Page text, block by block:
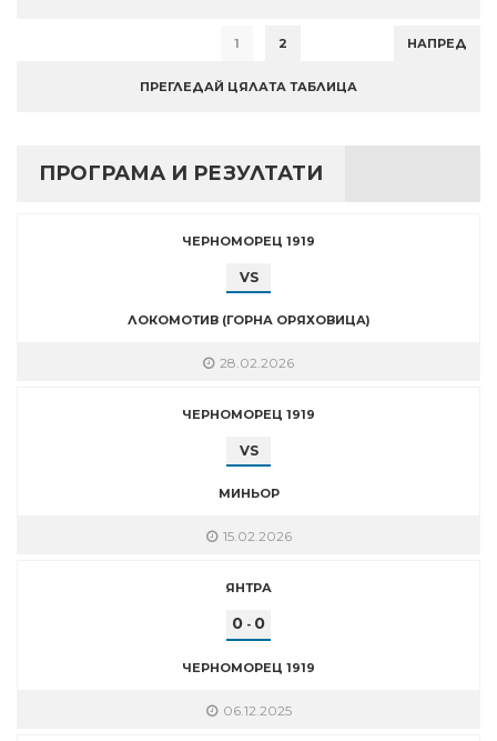
1 2 НАПРЕД
ПРЕГЛЕДАЙ ЦЯЛАТА ТАБЛИЦА
ПРОГРАМА И РЕЗУЛТАТИ
ЧЕРНОМОРЕЦ 1919
VS
ЛОКОМОТИВ (ГОРНА ОРЯХОВИЦА)
28.02.2026
ЧЕРНОМОРЕЦ 1919
VS
МИНЬОР
15.02.2026
ЯНТРА
0 - 0
ЧЕРНОМОРЕЦ 1919
06.12.2025